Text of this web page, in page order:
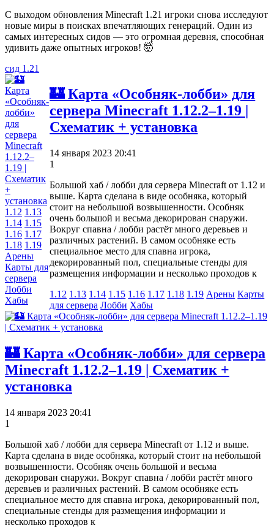
С выходом обновления Minecraft 1.21 игроки снова исследуют
новые миры в поисках впечатляющих генераций. Один из
самых интересных сидов — это огромная деревня, способная
удивить даже опытных игроков! 🤯
сид 1.21
1.12 1.13
1.14 1.15
1.16 1.17
1.18 1.19
Арены
Карты для
сервера
Лобби
Хабы
🏰 Карта «Особняк-лобби» для
сервера Minecraft 1.12.2–1.19 |
Схематик + установка
14 января 2023 20:41
1
Большой хаб / лобби для сервера Minecraft от 1.12 и
выше. Карта сделана в виде особняка, который
стоит на небольшой возвышенности. Особняк
очень большой и весьма декорирован снаружи.
Вокруг спавна / лобби растёт много деревьев и
различных растений. В самом особняке есть
специальное место для спавна игрока,
декорированный пол, специальные стенды для
размещения информации и несколько проходов к
1.12 1.13 1.14 1.15 1.16 1.17 1.18 1.19 Арены Карты
для сервера Лобби Хабы
🏰 Карта «Особняк-лобби» для сервера
Minecraft 1.12.2–1.19 | Схематик +
установка
14 января 2023 20:41
1
Большой хаб / лобби для сервера Minecraft от 1.12 и выше.
Карта сделана в виде особняка, который стоит на небольшой
возвышенности. Особняк очень большой и весьма
декорирован снаружи. Вокруг спавна / лобби растёт много
деревьев и различных растений. В самом особняке есть
специальное место для спавна игрока, декорированный пол,
специальные стенды для размещения информации и
несколько проходов к